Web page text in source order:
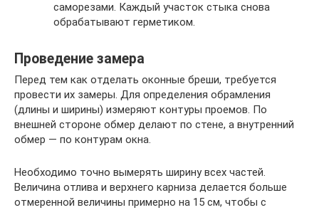
саморезами. Каждый участок стыка снова
обрабатывают герметиком.
Проведение замера
Перед тем как отделать оконные бреши, требуется
провести их замеры. Для определения обрамления
(длины и ширины) измеряют контуры проемов. По
внешней стороне обмер делают по стене, а внутренний
обмер — по контурам окна.
Необходимо точно вымерять ширину всех частей.
Величина отлива и верхнего карниза делается больше
отмеренной величины примерно на 15 см, чтобы с